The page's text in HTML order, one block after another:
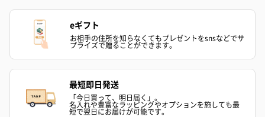
ハンドクリーム3本セッ
ト【ありがとう】
（1,100円）
シャワージェル＆ハン
ドクリーム（ピンクグ
レープフルーツ）
（2,145円）
ドクリーム（
ッシュローズ
eギフト
お相手の住所を知らなくてもプレゼントをsnsなどでサ
プライズで贈ることができます。
最短即日発送
「今日買って、明日届く」。
名入れや豊富なラッピングやオプションを施しても最
短で翌日にお届けが可能です。